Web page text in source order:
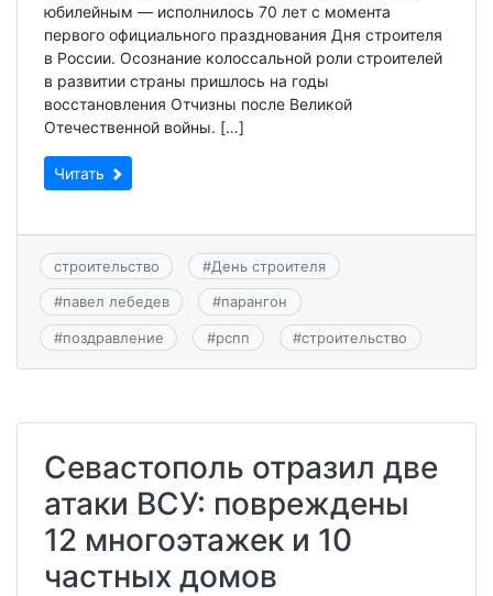
юбилейным — исполнилось 70 лет с момента
первого официального празднования Дня строителя
в России. Осознание колоссальной роли строителей
в развитии страны пришлось на годы
восстановления Отчизны после Великой
Отечественной войны. […]
Читать
строительство #День строителя
#павел лебедев #парангон
#поздравление #рспп #строительство
Севастополь отразил две
атаки ВСУ: повреждены
12 многоэтажек и 10
частных домов